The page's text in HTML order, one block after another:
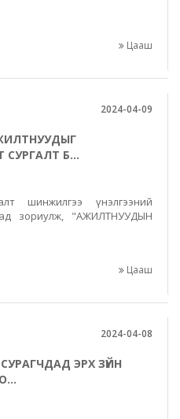
Цааш
2024-04-09
Б...
шинжилгээ үнэлгээний
зориулж, "АЖИЛТНУУДЫН
Цааш
2024-04-08
ЭРХ ЗҮЙН